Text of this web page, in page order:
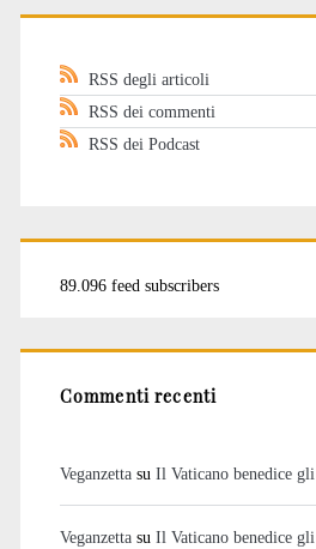
RSS degli articoli
RSS dei commenti
RSS dei Podcast
89.096 feed subscribers
Commenti recenti
Veganzettasu Il Vaticano benedice
Veganzettasu Il Vaticano benedice